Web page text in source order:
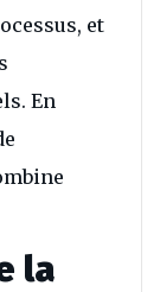
et
En
la